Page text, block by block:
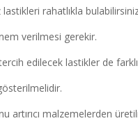
lastikleri rahatlıkla
verilmesi gerekir.
edilecek lastikler de
artırıcı malzemelerden